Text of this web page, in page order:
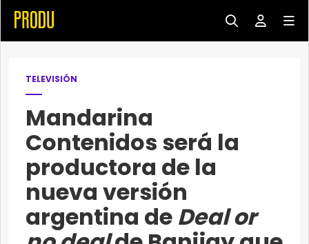
TELEVISIÓN
Mandarina
Contenidos será la
productora de la
nueva versión
argentina de Deal or